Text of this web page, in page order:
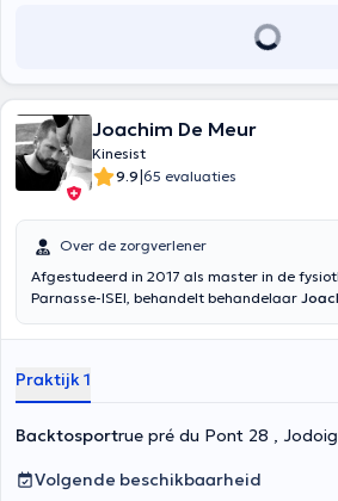
Joachim De Meur
Kinesist
9.9|65 evaluaties
Over de zorgverlener
Afgestudeerd in 2017 als master in de
Parnasse-ISEI, behandelt behandelaar
traumatologie en orthopedie en houdt
en ontspannen praktijk. Hij ontvangt u ook in
sportgerelateerd voedingsadvies, coaching
voorbereiding, voor de behandeling van
revalidatie. Hij helpt zijn patiënten om
lossen, om zich fysiek voor te bereiden
beoefenen. Hij kan u ook helpen van hand-,
Praktijk 1
Backtosportrue pré du Pont 28 ,
Volgende beschikbaarheid